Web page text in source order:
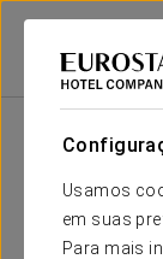
Usamos
em suas
Para mais
Eurostars Hotel